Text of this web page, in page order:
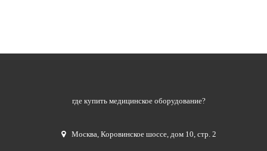
где купить медицинское оборудование?
Москва,Коровинское шоссе, дом 10, стр. 2